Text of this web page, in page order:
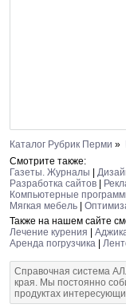
Каталог Рубрик Перми »
Смотрите также:
Газеты. Журналы
Разработка сайтов
Компьютерные
Мягкая мебель
Также на нашем сайте
Лечение курения
Аренда погрузчика
Справочная система
края. Мы постоянно
продуктах